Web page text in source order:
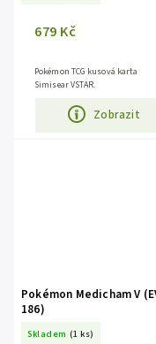
679 Kč
Zobrazit
Pokémon TCG kusová karta
Simisear VSTAR.
Pokémon Medicham V
186)
Skladem (1 ks)